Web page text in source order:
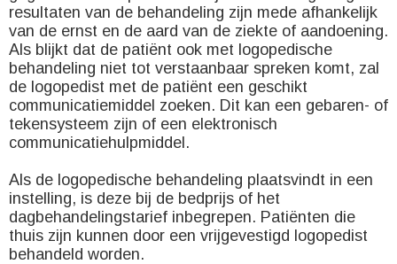
resultaten van de behandeling zijn mede afhankelijk
van de ernst en de aard van de ziekte of aandoening.
Als blijkt dat de patiënt ook met logopedische
behandeling niet tot verstaanbaar spreken komt, zal
de logopedist met de patiënt een geschikt
communicatiemiddel zoeken. Dit kan een gebaren- of
tekensysteem zijn of een elektronisch
communicatiehulpmiddel.
Als de logopedische behandeling plaatsvindt in een
instelling, is deze bij de bedprijs of het
dagbehandelingstarief inbegrepen. Patiënten die
thuis zijn kunnen door een vrijgevestigd logopedist
behandeld worden.